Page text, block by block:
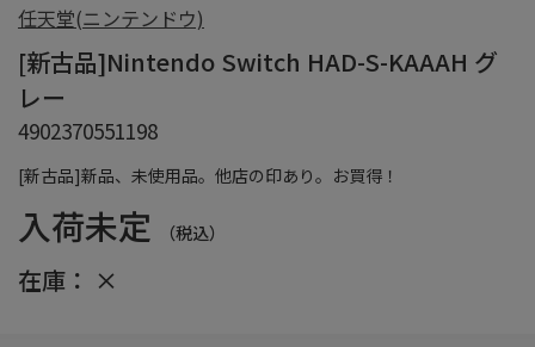
[新古品]新品、未使用品。他店の印あり。お買得！
任天堂(ニンテンドウ)
[新古品]Nintendo Switch HAD-S-KAAAH グ
レー
4902370551198
入荷未定 （税込）
在庫： ×